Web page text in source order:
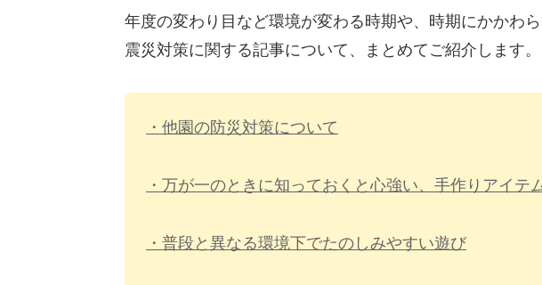
年度の変わり目など環境が変わる時期や、時期にかかわ
震災対策に関する記事について、まとめてご紹介します。
・他園の防災対策について
・万が一のときに知っておくと心強い、手作りアイテ
・普段と異なる環境下でたのしみやすい遊び